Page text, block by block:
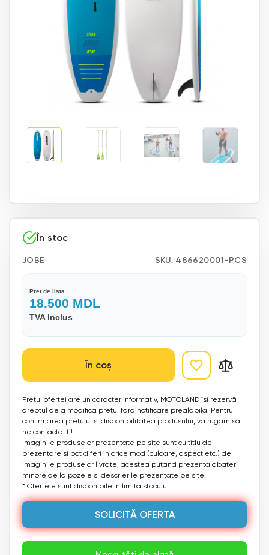
În stoc
JOBE SKU: 486620001-PCS
Pret de lista
18.500 MDL
TVA Inclus
În coș
Prețul ofertei are un caracter informativ, MOTOLAND își rezervă
dreptul de a modifica prețul fără notificare prealabilă. Pentru
confirmarea prețului si disponibilitatea produsului, vă rugăm să
ne contacta-ti!
Imaginile produselor prezentate pe site sunt cu titlu de
prezentare si pot diferi in orice mod (culoare, aspect etc.) de
imaginile produselor livrate, acestea putand prezenta abateri
minore de la pozele si descrierile prezentate pe site.
* Ofertele sunt disponibile in limita stocului.
SOLICITĂ OFERTA